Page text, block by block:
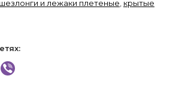
шезлонги и лежаки плетеные, крытые